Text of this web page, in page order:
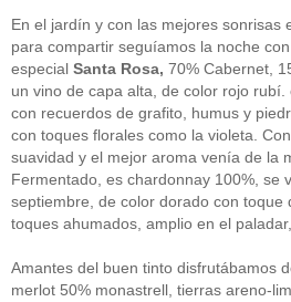
quesos(3)
Restaurantes
rutas de tapas
(2)
Setas(1)
Sin categoría(348)
solidaridad(1)
tapas (2)
" ALT="RSS" /> SUSCRÍBETE
RSS - Entradas
ADMINISTRAR
En el jardín y con las mejores sonrisas
para compartir seguíamos la noche
especial Santa Rosa, 70% Cabernet,
un vino de capa alta, de color rojo
con recuerdos de grafito, humus y
con toques florales como la violeta.
suavidad y el mejor aroma venía de la
Fermentado, es chardonnay 100%, se
septiembre, de color dorado con toque
toques ahumados, amplio en el
Amantes del buen tinto disfrutábamos
merlot 50% monastrell, tierras areno-